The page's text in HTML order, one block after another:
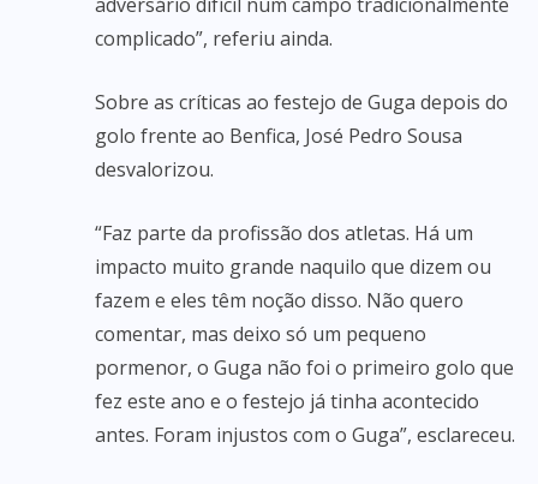
complicado”, referiu ainda.
Sobre as críticas ao festejo de Guga depois do
golo frente ao Benfica, José Pedro Sousa
desvalorizou.
“Faz parte da profissão dos atletas. Há um
impacto muito grande naquilo que dizem ou
fazem e eles têm noção disso. Não quero
comentar, mas deixo só um pequeno
pormenor, o Guga não foi o primeiro golo que
fez este ano e o festejo já tinha acontecido
antes. Foram injustos com o Guga”, esclareceu.